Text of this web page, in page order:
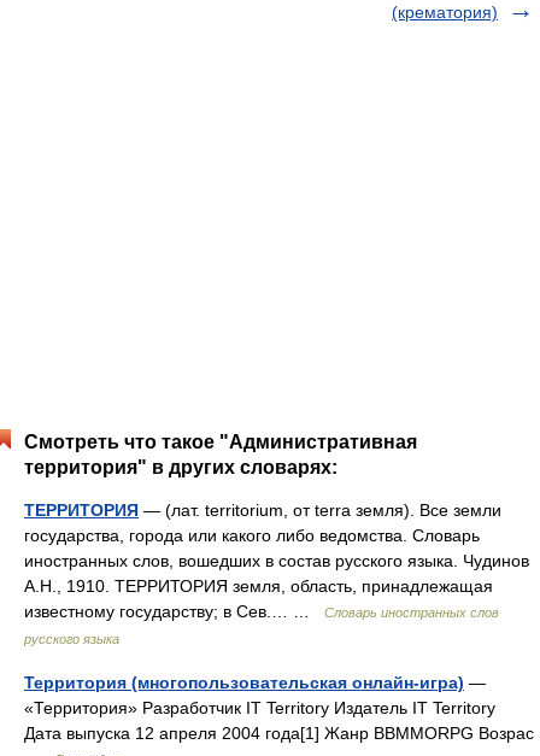
(крематория)
Смотреть что такое "Административная
территория" в других словарях:
ТЕРРИТОРИЯ — (лат. territorium, от terra земля). Все земли
государства, города или какого либо ведомства. Словарь
иностранных слов, вошедших в состав русского языка. Чудинов
А.Н., 1910. ТЕРРИТОРИЯ земля, область, принадлежащая
известному государству; в Сев.… …
Словарь иностранных слов
русского языка
Территория (многопользовательская онлайн-игра) —
«Территория» Разработчик IT Territory Издатель IT Territory
Дата выпуска 12 апреля 2004 года[1] Жанр BBMMORPG Возрас